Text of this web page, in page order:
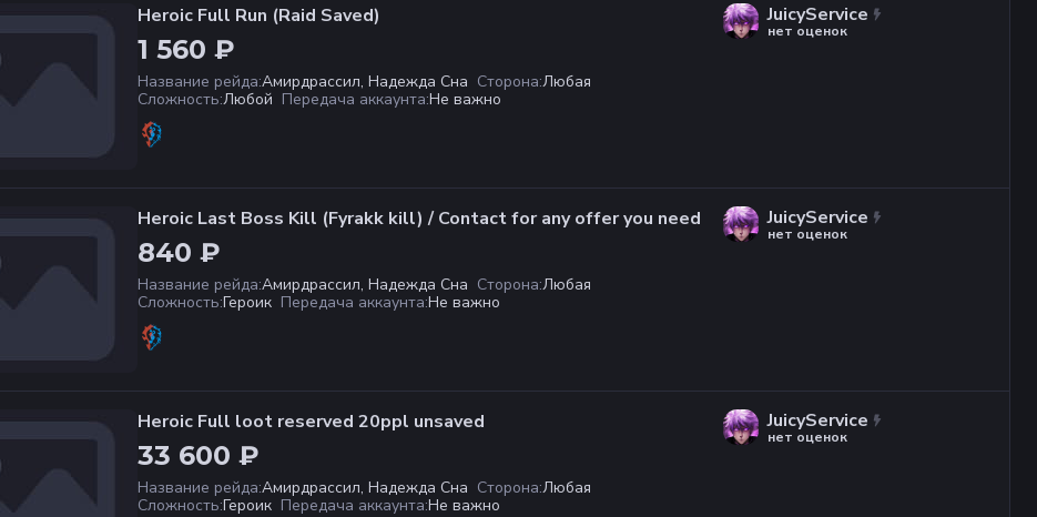
Heroic Full Run (Raid Saved)
1 560 ₽
Название рейда:Амирдрассил, Надежда Сна Сторона:Любая
Сложность:Любой Передача аккаунта:Не важно
JuicyService
нет оценок
Heroic Last Boss Kill (Fyrakk kill) / Contact for any offer you need
840 ₽
Название рейда:Амирдрассил, Надежда Сна Сторона:Любая
Сложность:Героик Передача аккаунта:Не важно
JuicyService
нет оценок
Heroic Full loot reserved 20ppl unsaved
33 600 ₽
Название рейда:Амирдрассил, Надежда Сна Сторона:Любая
Сложность:Героик Передача аккаунта:Не важно
JuicyService
нет оценок